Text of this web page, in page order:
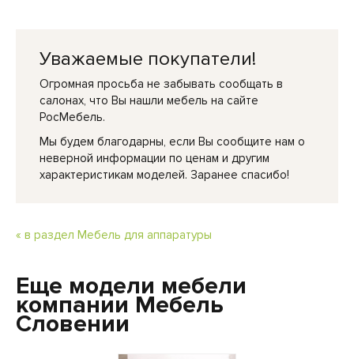
Уважаемые покупатели!
Огромная просьба не забывать сообщать в
салонах, что Вы нашли мебель на сайте
РосМебель.
Мы будем благодарны, если Вы сообщите нам о
неверной информации по ценам и другим
характеристикам моделей. Заранее спасибо!
« в раздел Мебель для аппаратуры
Еще модели мебели
компании Мебель
Словении